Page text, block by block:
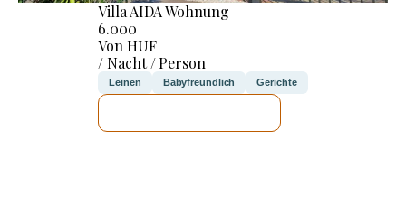
Villa AIDA Wohnung
6.000
Von HUF
/ Nacht / Person
Leinen Babyfreundlich Gerichte